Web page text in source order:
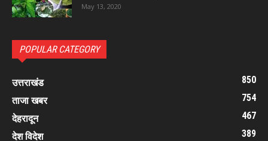
May 13, 2020
POPULAR CATEGORY
उत्तराखंड
850
ताजा खबर
754
देहरादून
467
देश विदेश
389